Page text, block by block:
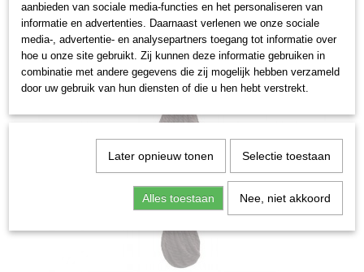
aanbieden van sociale media-functies en het personaliseren van
informatie en advertenties. Daarnaast verlenen we onze sociale
media-, advertentie- en analysepartners toegang tot informatie over
hoe u onze site gebruikt. Zij kunnen deze informatie gebruiken in
combinatie met andere gegevens die zij mogelijk hebben verzameld
door uw gebruik van hun diensten of die u hen hebt verstrekt.
Later opnieuw tonen Selectie toestaan
Alles toestaan Nee, niet akkoord